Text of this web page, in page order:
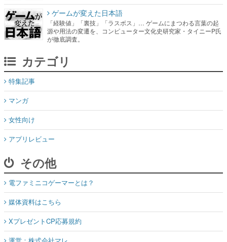
ゲームが変えた日本語
「経験値」「裏技」「ラスボス」… ゲームにまつわる言葉の起
源や用法の変遷を、コンピューター文化史研究家・タイニーP氏
が徹底調査。
カテゴリ
特集記事
マンガ
女性向け
アプリレビュー
その他
電ファミニコゲーマーとは？
媒体資料はこちら
XプレゼントCP応募規約